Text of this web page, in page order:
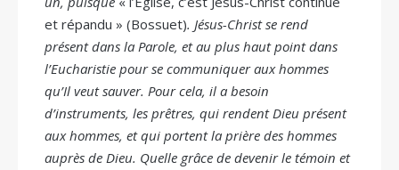
et répandu » (Bossuet). Jésus-Christ se rend
présent dans la Parole, et au plus haut point dans
l’Eucharistie pour se communiquer aux hommes
qu’Il veut sauver. Pour cela, il a besoin
d’instruments, les prêtres, qui rendent Dieu présent
aux hommes, et qui portent la prière des hommes
auprès de Dieu. Quelle grâce de devenir le témoin et